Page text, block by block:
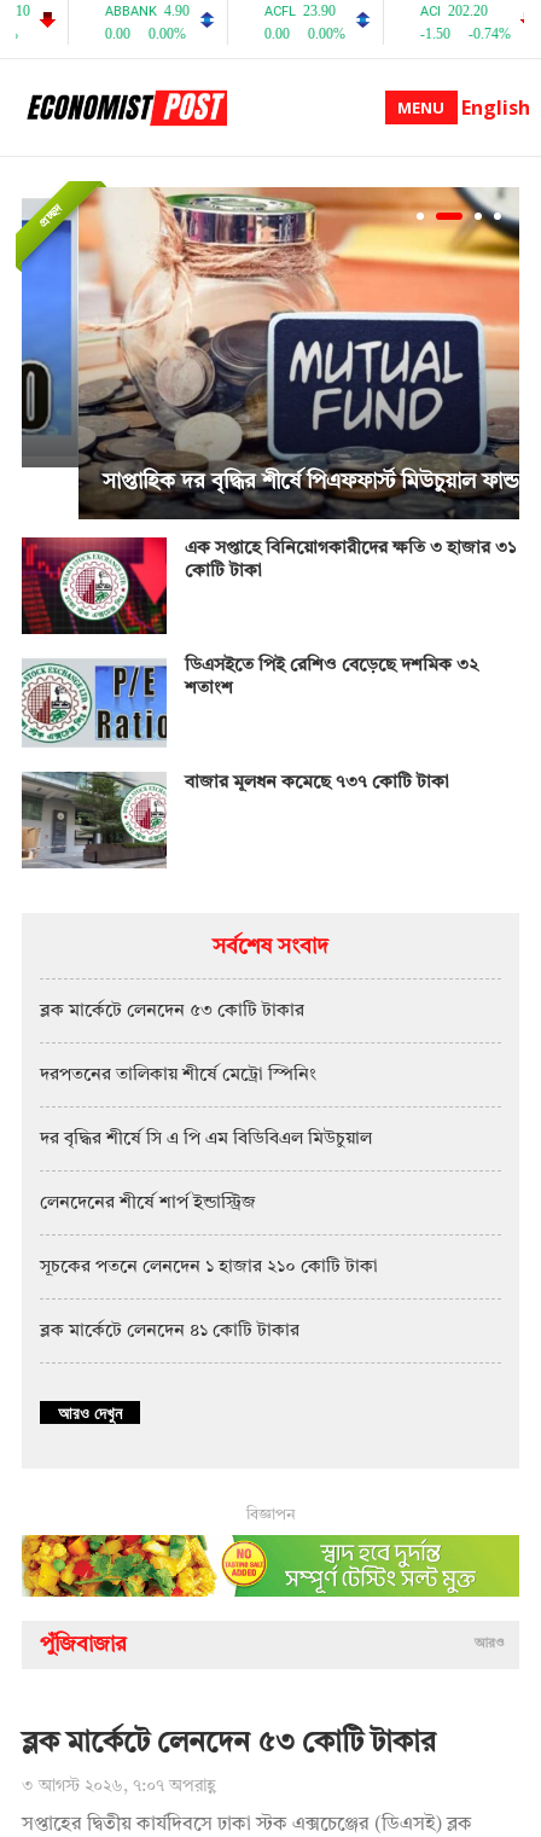
MENU English
সাপ্তাহিক দর বৃদ্ধির শীর্ষে পিএফফার্স্ট মিউচুয়াল ফান্ড
এক সপ্তাহে বিনিয়োগকারীদের ক্ষতি ৩ হাজার ৩১
কোটি টাকা
ডিএসইতে পিই রেশিও বেড়েছে দশমিক ৩২
শতাংশ
বাজার মূলধন কমেছে ৭৩৭ কোটি টাকা
প্রচ্ছদ
সর্বশেষ সংবাদ
ব্লক মার্কেটে লেনদেন ৫৩ কোটি টাকার
দরপতনের তালিকায় শীর্ষে মেট্রো স্পিনিং
দর বৃদ্ধির শীর্ষে সি এ পি এম বিডিবিএল মিউচুয়াল
লেনদেনের শীর্ষে শার্প ইন্ডাস্ট্রিজ
সূচকের পতনে লেনদেন ১ হাজার ২১০ কোটি টাকা
ব্লক মার্কেটে লেনদেন ৪১ কোটি টাকার
আরও দেখুন
বিজ্ঞাপন
পুঁজিবাজার আরও
ব্লক মার্কেটে লেনদেন ৫৩ কোটি টাকার
৩ আগস্ট ২০২৬, ৭:০৭ অপরাহ্ণ
সপ্তাহের দ্বিতীয় কার্যদিবসে ঢাকা স্টক এক্সচেঞ্জের (ডিএসই) ব্লক